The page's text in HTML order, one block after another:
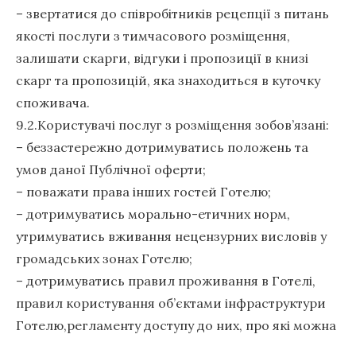
– звертатися до співробітників рецепції з питань
якості послуги з тимчасового розміщення,
залишати скарги, відгуки і пропозиції в книзі
скарг та пропозицій, яка знаходиться в куточку
споживача.
9.2.Користувачі послуг з розміщення зобов’язані:
– беззастережно дотримуватись положень та
умов даної Публічної оферти;
– поважати права інших гостей Готелю;
– дотримуватись морально-етичних норм,
утримуватись вживання нецензурних висловів у
громадських зонах Готелю;
– дотримуватись правил проживання в Готелі,
правил користування об’єктами інфраструктури
Готелю,регламенту доступу до них, про які можна